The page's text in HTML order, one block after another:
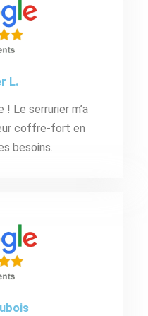
L.
Le serrurier m’a
coffre-fort en
besoins.